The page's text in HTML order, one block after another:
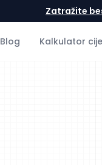
Zatražite
Blog Kalkulator